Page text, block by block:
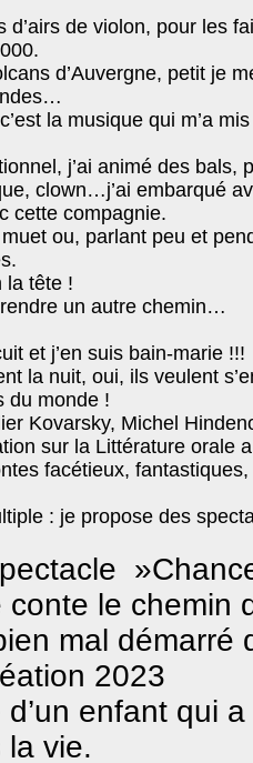
d’airs de violon, pour les
d’Auvergne, petit je
la musique qui m’a
j’ai animé des bals,
clown…j’ai embarqué
cette compagnie.
ou, parlant peu et
la tête !
un autre chemin…
et j’en suis bain-marie !!!
la nuit, oui, ils veulent
du monde !
Kovarsky, Michel
sur la Littérature orale
facétieux,
: je propose des
le chemin
mal démarré
2023
d’un enfant qui
la vie.